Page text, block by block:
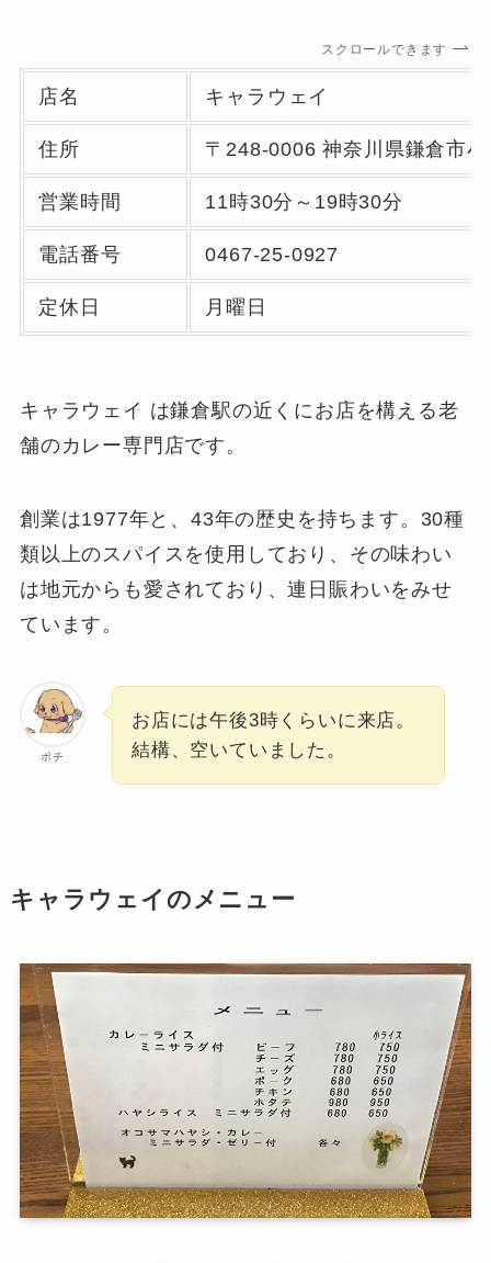
スクロールできます
店名 キャラウェイ
住所 〒248-0006 神奈川県鎌倉市
営業時間 11時30分～19時30分
電話番号 0467-25-0927
定休日 月曜日
キャラウェイ は鎌倉駅の近くにお店を構える老
舗のカレー専門店です。
創業は1977年と、43年の歴史を持ちます。30種
類以上のスパイスを使用しており、その味わい
は地元からも愛されており、連日賑わいをみせ
ています。
ポチ
お店には午後3時くらいに来店。
結構、空いていました。
キャラウェイのメニュー